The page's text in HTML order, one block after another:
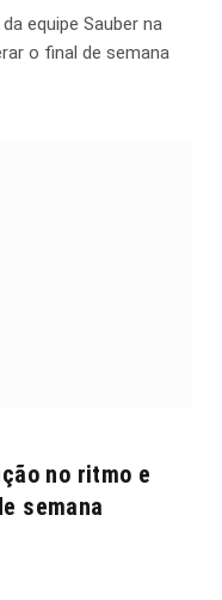
equipe Sauber na
o final de semana
no ritmo e
semana